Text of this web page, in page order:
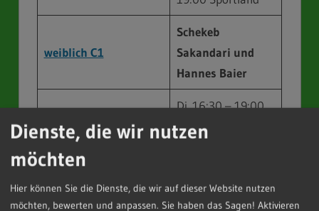
weiblich C1
Schekeb
Sakandari und
Hannes Baier
Regionalliga Nord
Di. 16:30 – 19:00,
Mi. 16:00 – 17:30,
weiblich C2 Manuela Grau
Dienste, die wir nutzen
möchten
Hier können Sie die Dienste, die wir auf dieser Website nutzen
möchten, bewerten und anpassen. Sie haben das Sagen! Aktivieren